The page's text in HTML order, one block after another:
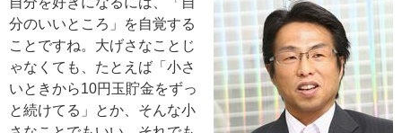
分のいいところ」を自覚する
ことですね。大げさなことじ
ゃなくても、たとえば「小さ
いときから10円玉貯金をずっ
と続けてる」とか、そんな小